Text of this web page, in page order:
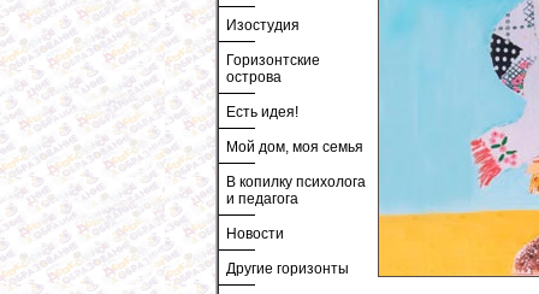
Изостудия
Горизонтские
острова
Есть идея!
Мой дом, моя семья
В копилку психолога
и педагога
Новости
Другие горизонты